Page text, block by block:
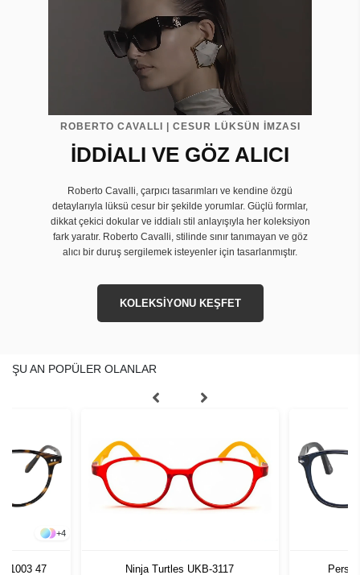
ROBERTO CAVALLI | CESUR LÜKSÜN İMZASI
İDDİALI VE GÖZ ALICI
Roberto Cavalli, çarpıcı tasarımları ve kendine özgü
detaylarıyla lüksü cesur bir şekilde yorumlar. Güçlü formlar,
dikkat çekici dokular ve iddialı stil anlayışıyla her koleksiyon
fark yaratır. Roberto Cavalli, stilinde sınır tanımayan ve göz
alıcı bir duruş sergilemek isteyenler için tasarlanmıştır.
KOLEKSİYONU KEŞFET
ŞU AN POPÜLER OLANLAR
+4
1003 47 Ninja Turtles UKB-3117